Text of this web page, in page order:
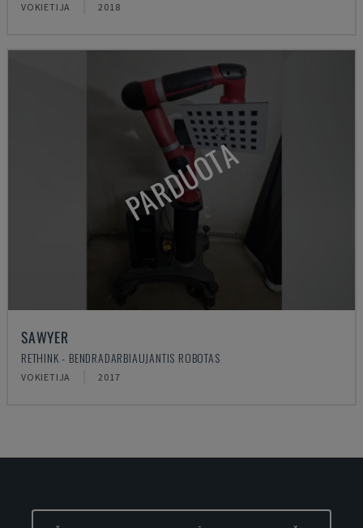
VOKIETIJA 2018
PARDUOTA
SAWYER
RETHINK - BENDRADARBIAUJANTIS ROBOTAS
VOKIETIJA 2017